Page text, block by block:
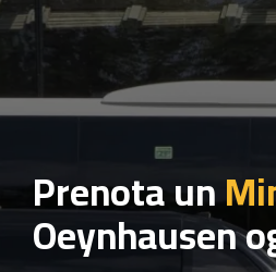
Prenota un
Oeynhausen